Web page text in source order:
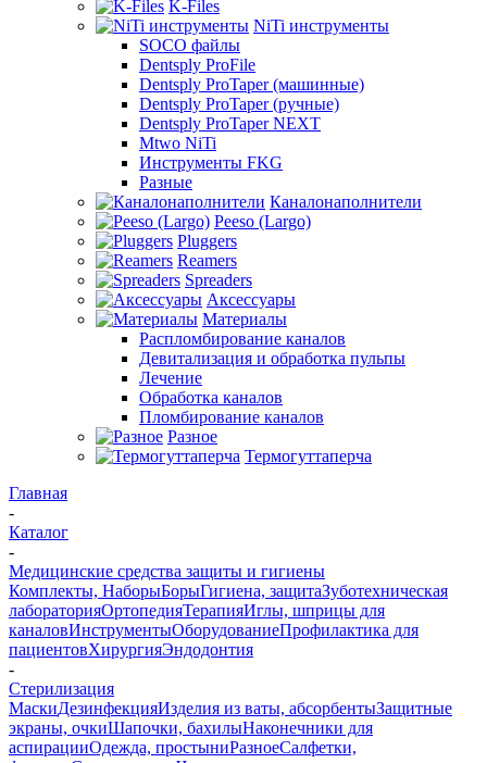
K-Files
NiTi инструменты
SOCO файлы
Dentsply ProFile
Dentsply ProTaper (машинные)
Dentsply ProTaper (ручные)
Dentsply ProTaper NEXT
Mtwo NiTi
Инструменты FKG
Разные
Каналонаполнители
Peeso (Largo)
Pluggers
Reamers
Spreaders
Аксессуары
Материалы
Распломбирование каналов
Девитализация и обработка пульпы
Лечение
Обработка каналов
Пломбирование каналов
Разное
Термогуттаперча
Главная
-
Каталог
-
Медицинские средства защиты и гигиены
Комплекты, НаборыБорыГигиена, защитаЗуботехническая
лабораторияОртопедияТерапияИглы, шприцы для
каналовИнструментыОборудованиеПрофилактика для
пациентовХирургияЭндодонтия
-
Стерилизация
МаскиДезинфекцияИзделия из ваты, абсорбентыЗащитные
экраны, очкиШапочки, бахилыНаконечники для
аспирацииОдежда, простыниРазноеСалфетки,